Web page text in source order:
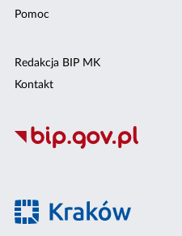
Pomoc
Redakcja BIP MK
Kontakt